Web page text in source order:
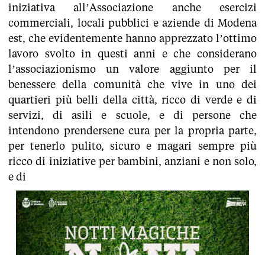
iniziativa all’Associazione anche esercizi
commerciali, locali pubblici e aziende di Modena
est, che evidentemente hanno apprezzato l’ottimo
lavoro svolto in questi anni e che considerano
l’associazionismo un valore aggiunto per il
benessere della comunità che vive in uno dei
quartieri più belli della città, ricco di verde e di
servizi, di asili e scuole, e di persone che
intendono prendersene cura per la propria parte,
per tenerlo pulito, sicuro e magari sempre più
ricco di iniziative per bambini, anziani e non solo,
e di